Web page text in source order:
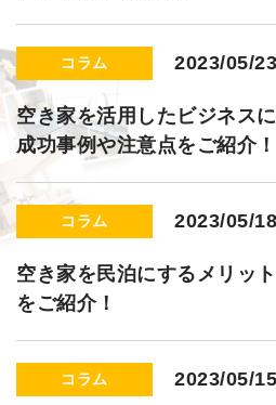
コラム 2023/05/23
空き家を活用したビジネス
成功事例や注意点をご紹介！
コラム 2023/05/18
空き家を民泊にするメリッ
をご紹介！
コラム 2023/05/15